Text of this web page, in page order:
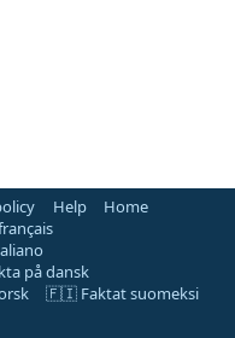
Help
Home
på dansk
🇫🇮 Faktat suomeksi